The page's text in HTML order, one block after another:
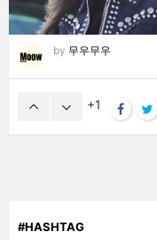
by 무우무우
1
#HASHTAG